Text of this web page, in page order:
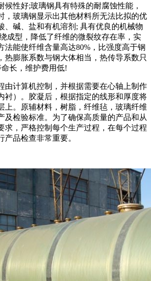
候性好;玻璃钢具有特殊的耐腐蚀性能，
，玻璃钢显示出其他材料所无法比拟的优
、碱、盐和有机溶剂; 具有优良的机械物
成型，降低了纤维的微裂纹存在率，实
法能使纤维含量高达80%，比强度高于钢
热膨胀系数与钢大体相当，热传导系数只
长，维护费用低!
由计算机控制，并根据需要在心轴上制作
衬）。胶凝后，根据指定的线形和厚度将
上。原辅材料，树脂，纤维毡，玻璃纤维
及检验标准。为了确保高质量的产品和从
求，严格控制每个生产过程，在每个过程
品检查非常重要。